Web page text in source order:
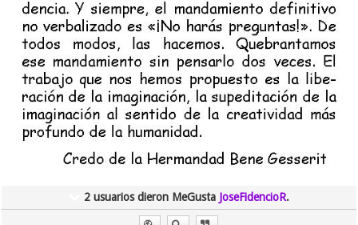
2 usuarios dieron MeGusta JoseFidencioR.